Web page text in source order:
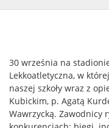
30 września na
Lekkoatletyczna, w
naszej szkoły wraz z
Kubickim, p. Agatą
Wawrzycką. Zawodnicy